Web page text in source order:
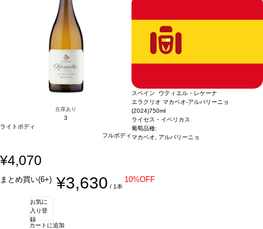
在庫あり
3
ライトボディ
フルボディ
スペイン ウティエル・レケーナ
エラクリオ マカベオ-アルバリーニョ
(2024)750ml
ライセス・イベリカス
葡萄品種:
マカベオ, アルバリーニョ
¥4,070
まとめ買い(6+) ¥3,630 / 1本
10%OFF
お気に
入り登
録
カートに追加